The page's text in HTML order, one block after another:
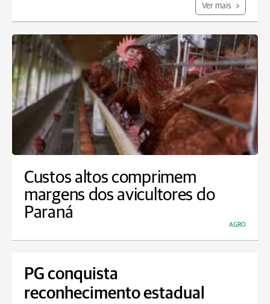
Ver mais
Custos altos comprimem
margens dos avicultores do
Paraná
AGRO
PG conquista
reconhecimento estadual